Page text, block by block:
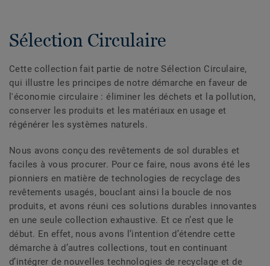
Sélection Circulaire
Cette collection fait partie de notre Sélection Circulaire,
qui illustre les principes de notre démarche en faveur de
l'économie circulaire : éliminer les déchets et la pollution,
conserver les produits et les matériaux en usage et
régénérer les systèmes naturels.
Nous avons conçu des revêtements de sol durables et
faciles à vous procurer. Pour ce faire, nous avons été les
pionniers en matière de technologies de recyclage des
revêtements usagés, bouclant ainsi la boucle de nos
produits, et avons réuni ces solutions durables innovantes
en une seule collection exhaustive. Et ce n’est que le
début. En effet, nous avons l’intention d’étendre cette
démarche à d’autres collections, tout en continuant
d’intégrer de nouvelles technologies de recyclage et de